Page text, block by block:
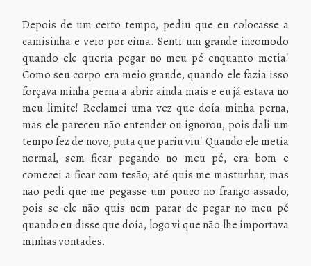
Depois de um certo tempo, pediu que eu colocasse a
camisinha e veio por cima. Senti um grande incomodo
quando ele queria pegar no meu pé enquanto metia!
Como seu corpo era meio grande, quando ele fazia isso
forçava minha perna a abrir ainda mais e eu já estava no
meu limite! Reclamei uma vez que doía minha perna,
mas ele pareceu não entender ou ignorou, pois dali um
tempo fez de novo, puta que pariu viu! Quando ele metia
normal, sem ficar pegando no meu pé, era bom e
comecei a ficar com tesão, até quis me masturbar, mas
não pedi que me pegasse um pouco no frango assado,
pois se ele não quis nem parar de pegar no meu pé
quando eu disse que doía, logo vi que não lhe importava
minhas vontades.